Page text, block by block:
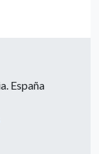
España